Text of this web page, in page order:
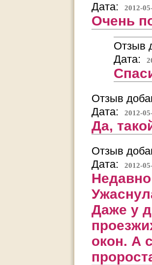
Дата:
2012-
Очень
Отзыв
Дата:
Отзыв
Дата:
2012-
Да,
Отзыв
Дата:
2012-
Даже у
окон. А